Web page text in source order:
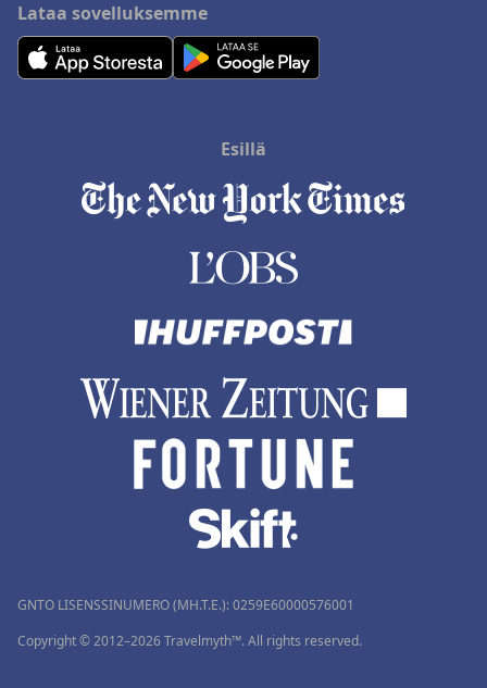
Lataa sovelluksemme
Esillä
GNTO LISENSSINUMERO (MH.T.E.): 0259Ε60000576001
Copyright © 2012–2026 Travelmyth™. All rights reserved.